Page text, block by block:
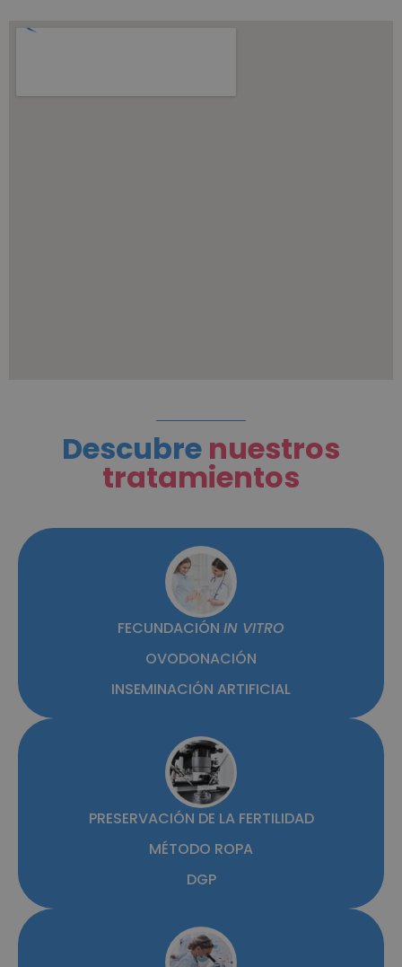
Descubre nuestros
tratamientos
FECUNDACIÓN IN VITRO
OVODONACIÓN
INSEMINACIÓN ARTIFICIAL
PRESERVACIÓN DE LA FERTILIDAD
MÉTODO ROPA
DGP